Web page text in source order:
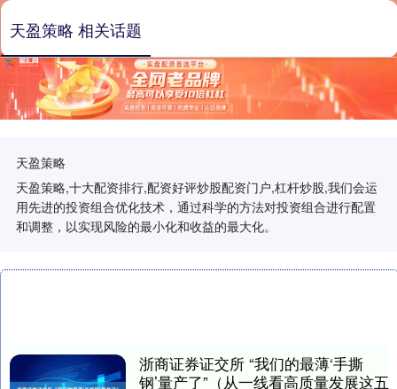
天盈策略
天盈策略,十大配资排行,配资好评炒股配资门户,杠杆炒股,我们会运
用先进的投资组合优化技术，通过科学的方法对投资组合进行配置
和调整，以实现风险的最小化和收益的最大化。
天盈策略 相关话题
浙商证券证交所 “我们的最薄‘手撕
钢’量产了”（从一线看高质量发展这五